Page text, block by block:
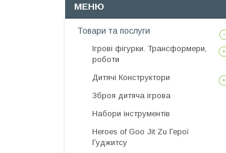
Товари та послуги
Ігрові фігурки. Трансформери,
роботи
Дитячі Конструктори
Зброя дитяча ігрова
Набори інструментів
Heroes of Goo Jit Zu Герої
Гуджитсу